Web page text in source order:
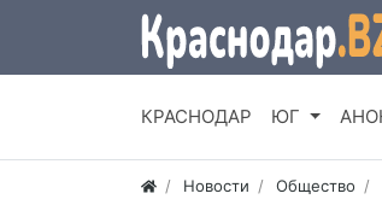
КРАСНОДАР ЮГ
Новости Общество